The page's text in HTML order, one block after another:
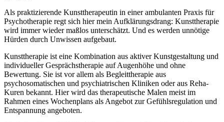
Als praktizierende Kunsttherapeutin in einer ambulanten Praxis für
Psychotherapie regt sich hier mein Aufklärungsdrang: Kunsttherapie
wird immer wieder maßlos unterschätzt. Und es werden unnötige
Hürden durch Unwissen aufgebaut.
Kunsttherapie ist eine Kombination aus aktiver Kunstgestaltung und
individueller Gesprächstherapie auf Augenhöhe und ohne
Bewertung. Sie ist vor allem als Begleittherapie aus
psychosomatischen und psychiatrischen Kliniken oder aus Reha-
Kuren bekannt. Hier wird das therapeutische Malen meist im
Rahmen eines Wochenplans als Angebot zur Gefühlsregulation und
Entspannung angeboten.